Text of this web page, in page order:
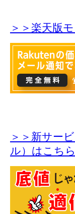
＞＞楽天版
＞＞新サー
ル）はこち